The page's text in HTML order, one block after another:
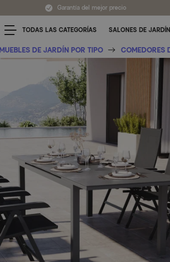
Garantía del mejor precio
TODAS LAS CATEGORÍAS SALONES DE JARDÍN
MUEBLES DE JARDÍN POR TIPO COMEDORES